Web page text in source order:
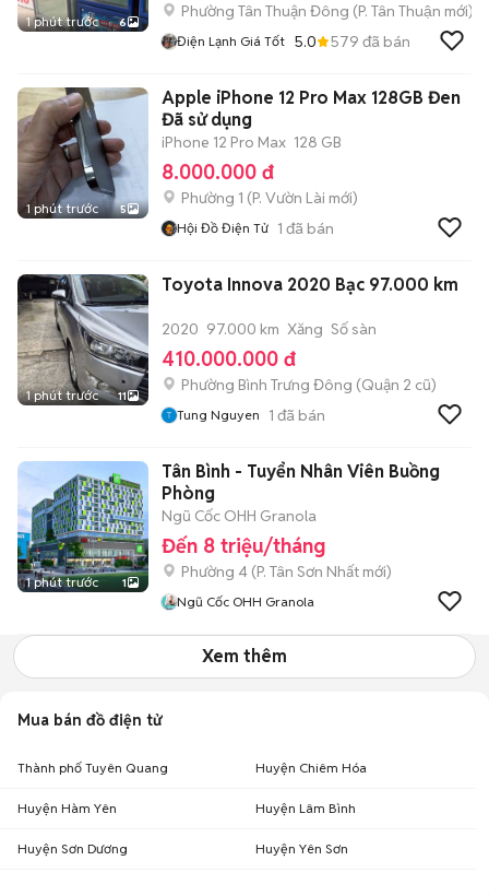
1 phút trước 6
Phường Tân Thuận Đông (P. Tân Thuận mới)
Điện Lạnh Giá Tốt 5.0 579 đã bán
1 phút trước 5
Apple iPhone 12 Pro Max 128GB Đen
Đã sử dụng
iPhone 12 Pro Max 128 GB
8.000.000 đ
Phường 1 (P. Vườn Lài mới)
Hội Đồ Điện Tử 1 đã bán
1 phút trước 11
Toyota Innova 2020 Bạc 97.000 km
2020 97.000 km Xăng Số sàn
410.000.000 đ
Phường Bình Trưng Đông (Quận 2 cũ)
Tung Nguyen 1 đã bán
1 phút trước 1
Tân Bình - Tuyển Nhân Viên Buồng
Phòng
Ngũ Cốc OHH Granola
Đến 8 triệu/tháng
Phường 4 (P. Tân Sơn Nhất mới)
Ngũ Cốc OHH Granola
Xem thêm
Mua bán đồ điện tử
Thành phố Tuyên Quang Huyện Chiêm Hóa
Huyện Hàm Yên Huyện Lâm Bình
Huyện Sơn Dương Huyện Yên Sơn